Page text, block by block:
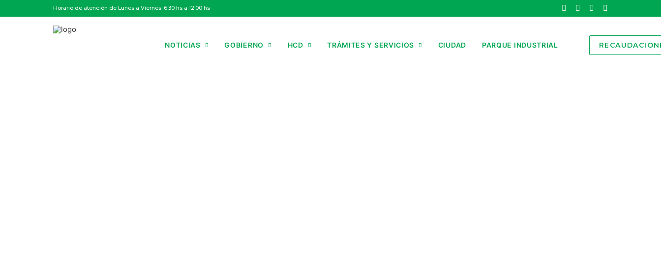
Horario de atención de Lunes a Viernes: 6.30 hs a 12.00 hs
NOTICIAS GOBIERNO HCD TRÁMITES Y SERVICIOS CIUDAD PARQUE INDUSTRIAL